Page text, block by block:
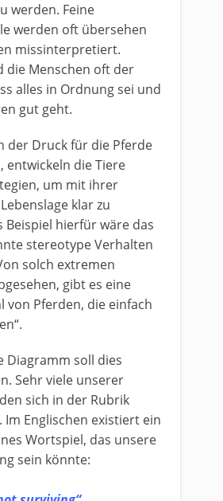
werden. Feine
werden oft übersehen
missinterpretiert.
die Menschen oft der
alles in Ordnung sei und
gut geht.
der Druck für die Pferde
entwickeln die Tiere
um mit ihrer
klar zu
Beispiel hierfür wäre das
stereotype Verhalten
solch extremen
gibt es eine
von Pferden, die einfach
Diagramm soll dies
Sehr viele unserer
sich in der Rubrik
Im Englischen existiert ein
Wortspiel, das unsere
sein könnte: